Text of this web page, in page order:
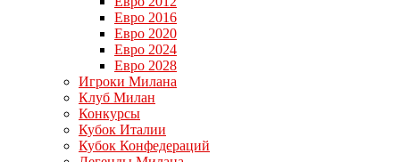
Евро 2016
Евро 2020
Евро 2024
Евро 2028
Игроки Милана
Клуб Милан
Конкурсы
Кубок Италии
Кубок Конфедераций